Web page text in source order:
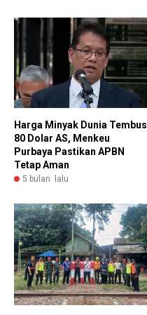
Harga Minyak Dunia Tembus
80 Dolar AS, Menkeu
Purbaya Pastikan APBN
Tetap Aman
5 bulan lalu